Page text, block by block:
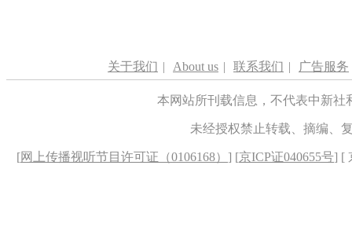
关于我们 | About us | 联系我们 | 广告服务
本网站所刊载信息，不代表中新
未经授权禁止转载、摘编、
[网上传播视听节目许可证（0106168） ] [京ICP证040655号] [